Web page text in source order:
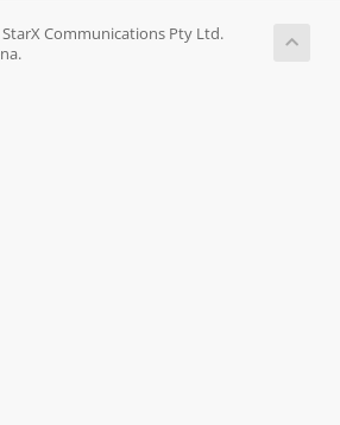
Communications Pty Ltd.